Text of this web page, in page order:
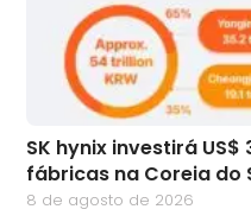
SK hynix investirá
fábricas na Coreia do
8 de agosto de 2026